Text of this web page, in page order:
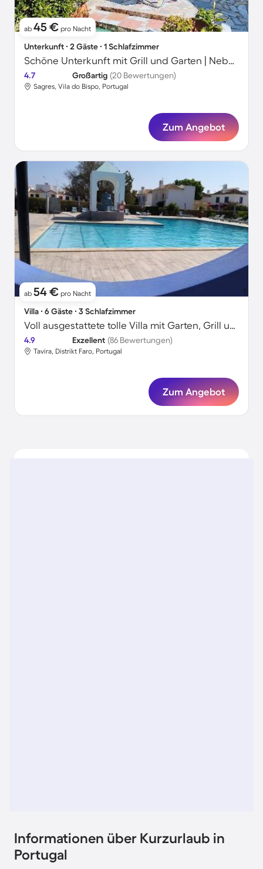
ab 45 € pro Nacht
Unterkunft ∙ 2 Gäste ∙ 1 Schlafzimmer
Schöne Unterkunft mit Grill und Garten | Neben dem Strand
4.7 Großartig (20 Bewertungen)
Sagres, Vila do Bispo, Portugal
Zum Angebot
ab 54 € pro Nacht
Villa ∙ 6 Gäste ∙ 3 Schlafzimmer
Voll ausgestattete tolle Villa mit Garten, Grill und Pool
4.9 Exzellent (86 Bewertungen)
Tavira, Distrikt Faro, Portugal
Zum Angebot
Informationen über Kurzurlaub in
Portugal